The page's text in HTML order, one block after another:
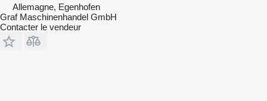
Allemagne, Egenhofen
Graf Maschinenhandel GmbH
Contacter le vendeur